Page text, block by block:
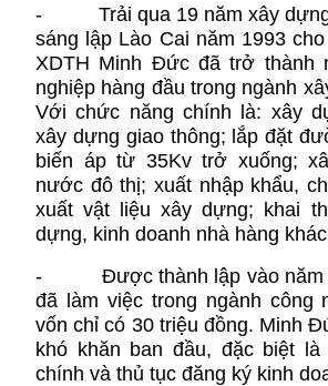
- Trải qua 19 năm xây dựng
sáng lập Lào Cai năm 1993
XDTH Minh Đức đã trở thành
nghiệp hàng đầu trong ngành
Với chức năng chính là: xây
xây dựng giao thông; lắp đặt
biến áp từ 35Kv trở xuống;
nước đô thị; xuất nhập khẩu,
xuất vật liệu xây dựng; khai
dựng, kinh doanh nhà hàng
- Được thành lập vào năm
đã làm việc trong ngành công
vốn chỉ có 30 triệu đồng. Minh
khó khăn ban đầu, đặc biệt
chính và thủ tục đăng ký kinh